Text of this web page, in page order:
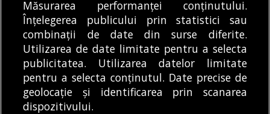
© Copyright 2025 - Buletin de București.
Găzduit dePresslabs.com. Powered by TRS Design.
Despre
Noi
Media
Kit
Politică De
Confidențialitate
Cookie
Policy (EU)
Cookie
Policy
Măsurarea performanței conținutului.
Înțelegerea publicului prin statistici sau
combinații de date din surse diferite.
Utilizarea de date limitate pentru a selecta
publicitatea. Utilizarea datelor limitate
pentru a selecta conținutul. Date precise de
geolocație și identificarea prin scanarea
dispozitivului.